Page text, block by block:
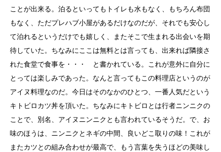
ことが出来る。泊るといってもトイレも水もなく、もちろん布団
もなく、ただプレハブ小屋があるだけなのだが、それでも安心し
て泊れるというだけでも嬉しく、またそこで生まれる出会いを期
待していた。ちなみにここは無料とは言っても、出来れば隣接さ
れた食堂で食事を・・・ と書かれている。これが意外に自分に
とっては楽しみであった。なんと言ってもこの料理店というのが
アイヌ料理なのだ。今日はそのなかのひとつ、一番人気だという
キトビロカツ丼を頂いた。ちなみにキトビロとは行者ニンニクの
ことで、別名、アイヌニンニクとも言われているそうだ。で、お
味のほうは、ニンニクとネギの中間、良いどこ取りの味！これが
またカツとの組み合わせが最高で、もう言葉を失うほどの美味し